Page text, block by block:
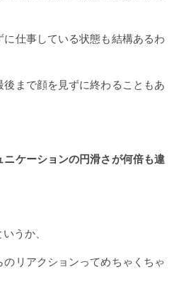
仕事している状態も結構あるわ
まで顔を見ずに終わることもあ
ケーションの円滑さが何倍も違
うか、
リアクションってめちゃくちゃ